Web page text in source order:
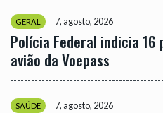
GERAL 7, agosto, 2026
Polícia Federal indicia 16
avião da Voepass
SAÚDE 7, agosto, 2026